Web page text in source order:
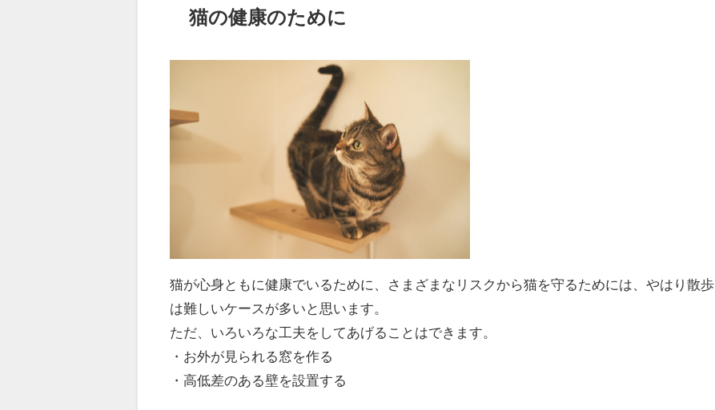
猫の健康のために
猫が心身ともに健康でいるために、さまざまなリスクから猫を守るためには、やはり散歩
は難しいケースが多いと思います。
ただ、いろいろな工夫をしてあげることはできます。
・お外が見られる窓を作る
・高低差のある壁を設置する